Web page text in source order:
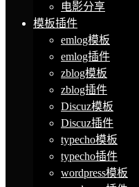
电影分享
模板插件
emlog模板
emlog插件
zblog模板
zblog插件
Discuz模板
Discuz插件
typecho模板
typecho插件
wordpress模板